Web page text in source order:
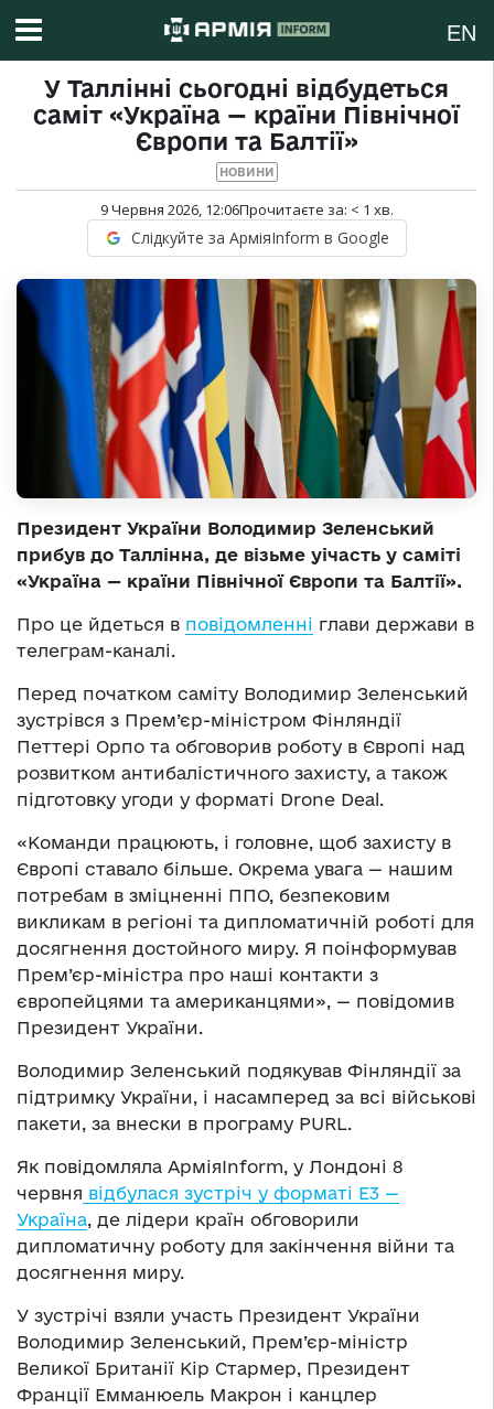
EN
У Таллінні сьогодні відбудеться
саміт «Україна — країни Північної
Європи та Балтії»
НОВИНИ
9 Червня 2026, 12:06Прочитаєте за: < 1 хв.
Слідкуйте за АрміяInform в Google
Президент України Володимир Зеленський
прибув до Таллінна, де візьме уічасть у саміті
«Україна — країни Північної Європи та Балтії».
Про це йдеться в повідомленні глави держави в
телеграм-каналі.
Перед початком саміту Володимир Зеленський
зустрівся з Прем’єр-міністром Фінляндії
Петтері Орпо та обговорив роботу в Європі над
розвитком антибалістичного захисту, а також
підготовку угоди у форматі Drone Deal.
«Команди працюють, і головне, щоб захисту в
Європі ставало більше. Окрема увага — нашим
потребам в зміцненні ППО, безпековим
викликам в регіоні та дипломатичній роботі для
досягнення достойного миру. Я поінформував
Прем’єр-міністра про наші контакти з
європейцями та американцями», — повідомив
Президент України.
Володимир Зеленський подякував Фінляндії за
підтримку України, і насамперед за всі військові
пакети, за внески в програму PURL.
Як повідомляла АрміяInform, у Лондоні 8
червня відбулася зустріч у форматі Е3 —
Україна , де лідери країн обговорили
дипломатичну роботу для закінчення війни та
досягнення миру.
У зустрічі взяли участь Президент України
Володимир Зеленський, Прем’єр-міністр
Великої Британії Кір Стармер, Президент
Франції Емманюель Макрон і канцлер